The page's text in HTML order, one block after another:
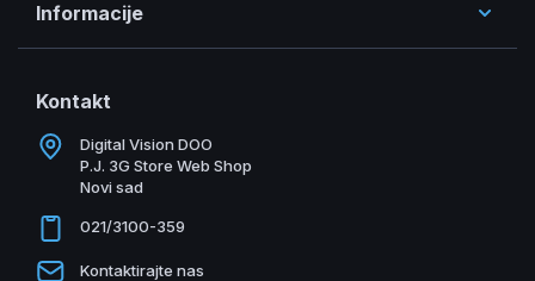
Informacije
Kontakt
Digital Vision DOO
P.J. 3G Store Web Shop
Novi sad
021/3100-359
Kontaktirajte nas